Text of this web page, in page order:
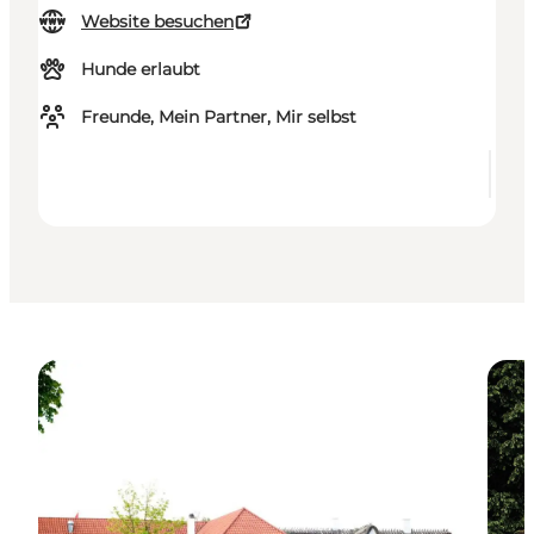
Website besuchen
Hunde erlaubt
Freunde, Mein Partner, Mir selbst